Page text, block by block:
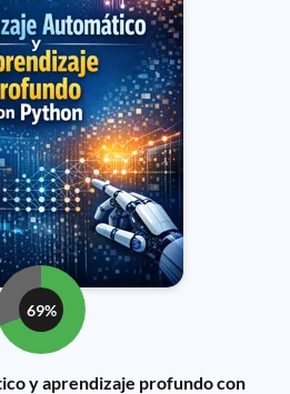
69%
y aprendizaje profundo con